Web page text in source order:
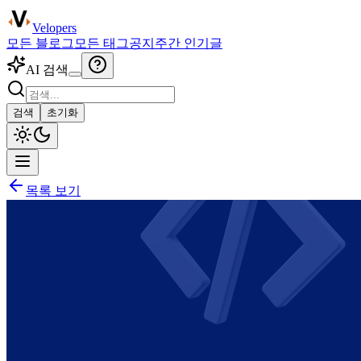
Velopers
모든 블로그 모든 태그공지 주간 인기글
AI 검색
검색 초기화
목록 보기